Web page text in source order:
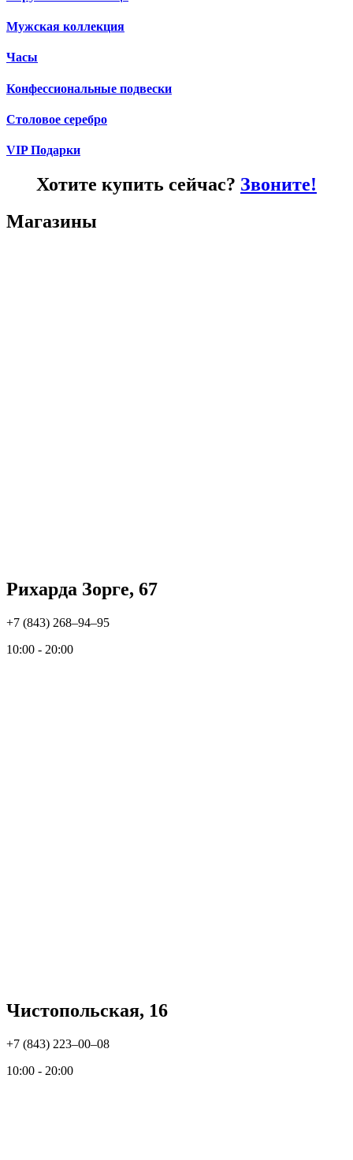
Мужская коллекция
Часы
Конфессиональные подвески
Столовое серебро
VIP Подарки
Хотите купить сейчас? Звоните!
Магазины
Рихарда Зорге, 67
+7 (843) 268‒94‒95
10:00 - 20:00
Чистопольская, 16
+7 (843) 223‒00‒08
10:00 - 20:00